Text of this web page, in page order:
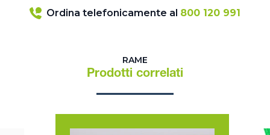
Ordina telefonicamente al 800 120 991
RAME
Prodotti correlati